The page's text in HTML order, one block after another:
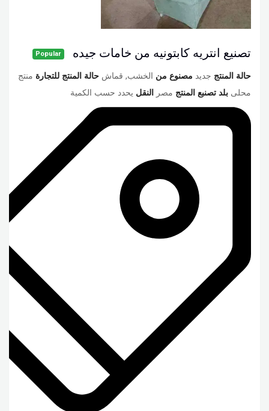
تصنيع انتريه كابتونيه من خامات جيده Popular
حالة المنتج جديد مصنوع من الخشب, قماش حالة المنتج للتجارة منتج
محلى بلد تصنبع المنتج مصر النقل يحدد حسب الكمية